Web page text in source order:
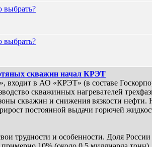
скважин начал КРЭТ
входит в АО «КРЭТ» (в составе
скважинных нагревателей
скважин и снижения вязкости нефти.
постоянной выдачи горючей
трудности и особенности. Доля